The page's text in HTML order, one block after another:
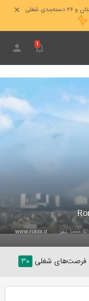
۱
www.ronix.ir
فرصت‌های شغلی ۳۰